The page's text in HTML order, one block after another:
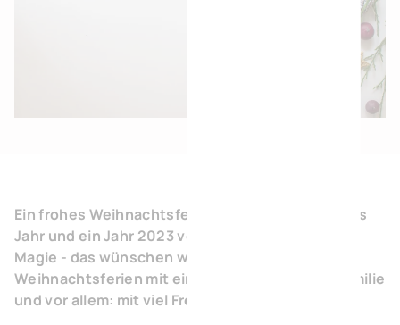
Ein frohes Weihnachtsfest, ein funkelndes neues
Jahr und ein Jahr 2023 voller unternehmerischer
Magie - das wünschen wir Ihnen! Mögen Ihre
Weihnachtsferien mit einer Fülle von Wärme, Familie
und vor allem: mit viel Freude erfüllt sein!